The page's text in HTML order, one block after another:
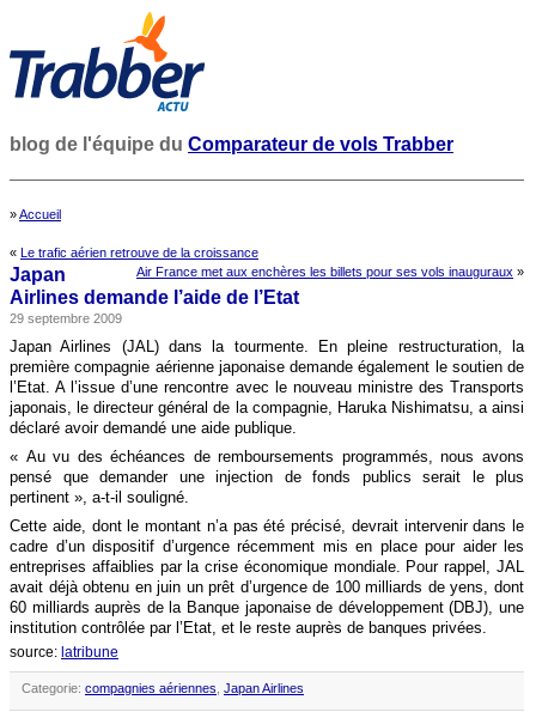
blog de l'équipe du Comparateur de vols Trabber
»Accueil
« Le trafic aérien retrouve de la croissance
Air France met aux enchères les billets pour ses vols inauguraux »
Japan
Airlines demande l’aide de l’Etat
29 septembre 2009
Japan Airlines (JAL) dans la tourmente. En pleine restructuration, la
première compagnie aérienne japonaise demande également le soutien de
l’Etat. A l’issue d’une rencontre avec le nouveau ministre des Transports
japonais, le directeur général de la compagnie, Haruka Nishimatsu, a ainsi
déclaré avoir demandé une aide publique.
« Au vu des échéances de remboursements programmés, nous avons
pensé que demander une injection de fonds publics serait le plus
pertinent », a-t-il souligné.
Cette aide, dont le montant n’a pas été précisé, devrait intervenir dans le
cadre d’un dispositif d’urgence récemment mis en place pour aider les
entreprises affaiblies par la crise économique mondiale. Pour rappel, JAL
avait déjà obtenu en juin un prêt d’urgence de 100 milliards de yens, dont
60 milliards auprès de la Banque japonaise de développement (DBJ), une
institution contrôlée par l’Etat, et le reste auprès de banques privées.
source: latribune
Categorie: compagnies aériennes Japan Airlines